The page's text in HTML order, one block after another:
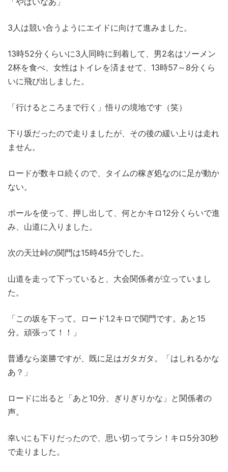
3人は競い合うようにエイドに向けて進みました。
13時52分くらいに3人同時に到着して、男2名はソーメン
2杯を食べ、女性はトイレを済ませて、13時57～8分くら
いに飛び出しました。
「行けるところまで行く」悟りの境地です（笑）
下り坂だったので走りましたが、その後の緩い上りは走れ
ません。
ロードが数キロ続くので、タイムの稼ぎ処なのに足が動か
ない。
ポールを使って、押し出して、何とかキロ12分くらいで進
み、山道に入りました。
次の天辻峠の関門は15時45分でした。
山道を走って下っていると、大会関係者が立っていまし
た。
「この坂を下って。ロード1.2キロで関門です。あと15
分。頑張って！！」
普通なら楽勝ですが、既に足はガタガタ。「はしれるかな
あ？」
ロードに出ると「あと10分、ぎりぎりかな」と関係者の
声。
幸いにも下りだったので、思い切ってラン！キロ5分30秒
で走りました。